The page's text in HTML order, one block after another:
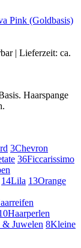
Pink (Goldbasis)
| Lieferzeit: ca.
Haarspange
3Chevron
36Ficcarissimo
14Lila 13Orange
Haarperlen
Juwelen 8Kleine